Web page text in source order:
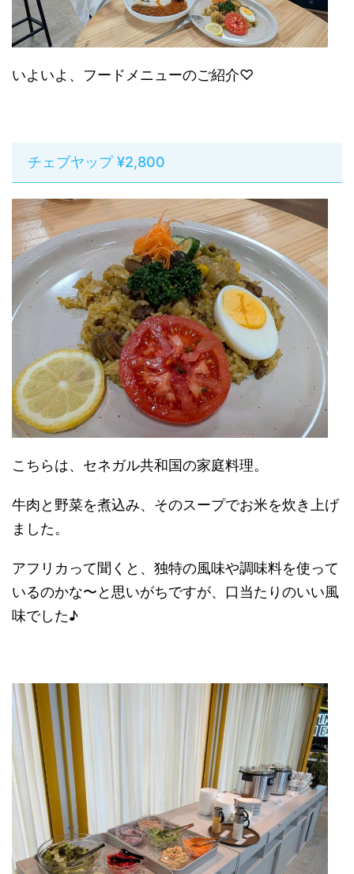
いよいよ、フードメニューのご紹介♡
チェブヤップ ¥2,800
こちらは、セネガル共和国の家庭料理。
牛肉と野菜を煮込み、そのスープでお米を炊き上げ
ました。
アフリカって聞くと、独特の風味や調味料を使って
いるのかな〜と思いがちですが、口当たりのいい風
味でした♪